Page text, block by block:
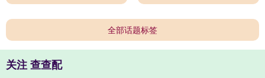
全部话题标签
关注 查查配